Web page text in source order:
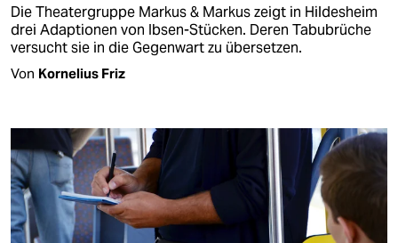
Die Theatergruppe Markus & Markus zeigt in Hildesheim
drei Adaptionen von Ibsen-Stücken. Deren Tabubrüche
versucht sie in die Gegenwart zu übersetzen.
Von Kornelius Friz